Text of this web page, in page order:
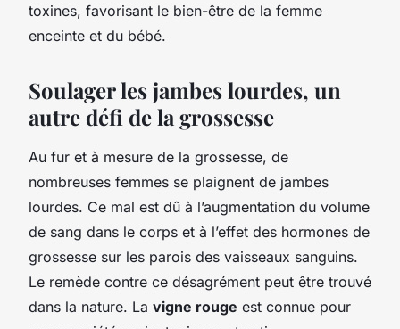
toxines, favorisant le bien-être de la femme
enceinte et du bébé.
Soulager les jambes lourdes, un
autre défi de la grossesse
Au fur et à mesure de la grossesse, de
nombreuses femmes se plaignent de jambes
lourdes. Ce mal est dû à l’augmentation du volume
de sang dans le corps et à l’effet des hormones de
grossesse sur les parois des vaisseaux sanguins.
Le remède contre ce désagrément peut être trouvé
dans la nature. La vigne rouge est connue pour